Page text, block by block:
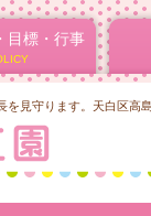
見守ります。天白区高
目標・行事